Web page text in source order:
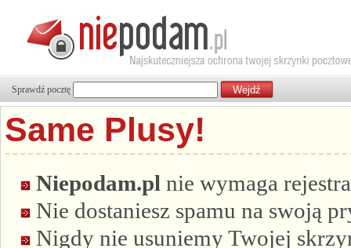
Sprawdź pocztę
Same Plusy!
Niepodam.pl nie wymaga
Nie dostaniesz spamu na swoją
Nigdy nie usuniemy Twojej